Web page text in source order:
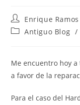
Autor
de
la
Enrique
Categoría
entrada:
Antiguo Blog /
Me encuentro hoy
a favor de la
Para el caso del